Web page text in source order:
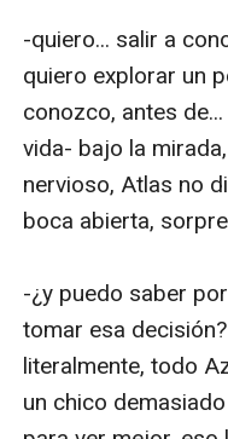
-quiero... salir a
quiero explorar un
conozco, antes
vida- bajo la
nervioso, Atlas no
boca abierta,
-¿y puedo saber
tomar esa
literalmente, todo
un chico